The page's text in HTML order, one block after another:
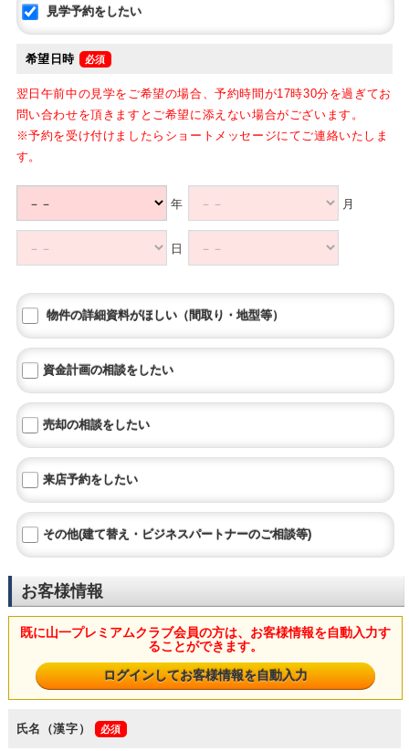
見学予約をしたい
希望日時
翌日午前中の見学をご希望の場合、予約時間が17時30分を過ぎてお
問い合わせを頂きますとご希望に添えない場合がございます。
※予約を受け付けましたらショートメッセージにてご連絡いたしま
す。
年 月
日
物件の詳細資料がほしい（間取り・地型等）
資金計画の相談をしたい
売却の相談をしたい
来店予約をしたい
その他(建て替え・ビジネスパートナーのご相談等)
お客様情報
既に山一プレミアムクラブ会員の方は、お客様情報を自動入力す
ることができます。
氏名（漢字）